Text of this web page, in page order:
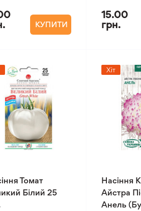
КУПИТИ
15.00
грн.
Томат
Білий 25
Хіт
Насіння
Айстра
Анель